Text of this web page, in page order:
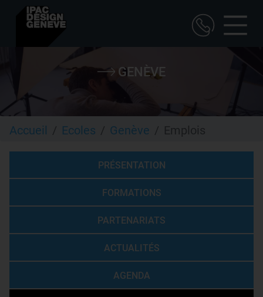
GENÈVE
Accueil Ecoles Genève Emplois
PRÉSENTATION
FORMATIONS
PARTENARIATS
ACTUALITÉS
AGENDA